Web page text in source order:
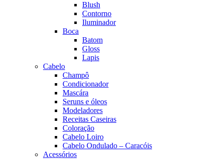
Blush
Contorno
Iluminador
Boca
Batom
Gloss
Lapis
Cabelo
Champô
Condicionador
Mascára
Seruns e óleos
Modeladores
Receitas Caseiras
Coloração
Cabelo Loiro
Cabelo Ondulado – Caracóis
Acessórios